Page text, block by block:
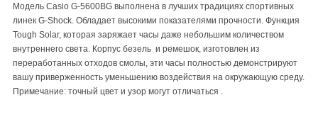
Модель Casio G-5600BG выполнена в лучших традициях спортивных
линек G-Shock. Обладает высокими показателями прочности. Функция
Tough Solar, которая заряжает часы даже небольшим количеством
внутреннего света. Корпус безель и ремешок, изготовлен из
переработанных отходов смолы, эти часы полностью демонстрируют
вашу приверженность уменьшению воздействия на окружающую среду.
Примечание: точный цвет и узор могут отличаться .